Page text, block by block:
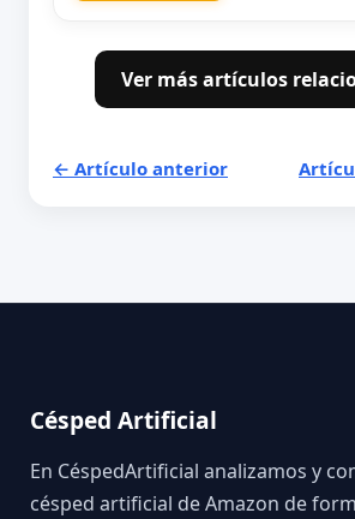
Ver más artículos
← Artículo anterior
Césped Artificial
En CéspedArtificial analizamos y
césped artificial de Amazon de